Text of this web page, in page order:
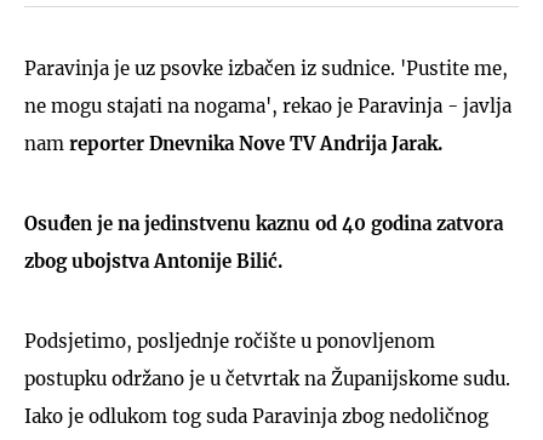
Paravinja je uz psovke izbačen iz sudnice. 'Pustite me,
ne mogu stajati na nogama', rekao je Paravinja - javlja
nam reporter Dnevnika Nove TV Andrija Jarak.
Osuđen je na jedinstvenu kaznu od 40 godina zatvora
zbog ubojstva Antonije Bilić.
Podsjetimo, posljednje ročište u ponovljenom
postupku održano je u četvrtak na Županijskome sudu.
Iako je odlukom tog suda Paravinja zbog nedoličnog